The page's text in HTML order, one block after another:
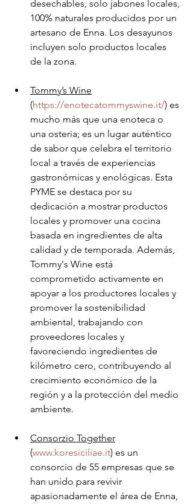
desechables, solo jabones locales,
100% naturales producidos por un
artesano de Enna. Los desayunos
incluyen solo productos locales
de la zona.
Tommy’s Wine
(https://enotecatommyswine.it/) es
mucho más que una enoteca o
una osteria; es un lugar auténtico
de sabor que celebra el territorio
local a través de experiencias
gastronómicas y enológicas. Esta
PYME se destaca por su
dedicación a mostrar productos
locales y promover una cocina
basada en ingredientes de alta
calidad y de temporada. Además,
Tommy's Wine está
comprometido activamente en
apoyar a los productores locales y
promover la sostenibilidad
ambiental, trabajando con
proveedores locales y
favoreciendo ingredientes de
kilómetro cero, contribuyendo al
crecimiento económico de la
región y a la protección del medio
ambiente.
Consorzio Together
(www.koresiciliae.it) es un
consorcio de 55 empresas que se
han unido para revivir
apasionadamente el área de Enna,